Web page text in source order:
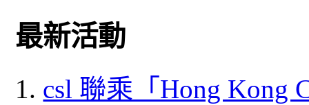
最新活動
csl 聯乘「Hong Kong